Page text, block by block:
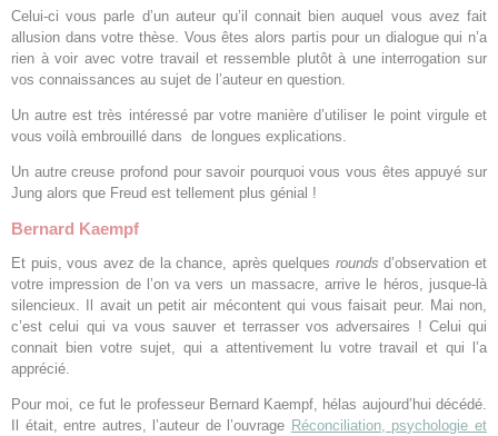
Celui-ci vous parle d’un auteur qu’il connait bien auquel vous avez fait
allusion dans votre thèse. Vous êtes alors partis pour un dialogue qui n’a
rien à voir avec votre travail et ressemble plutôt à une interrogation sur
vos connaissances au sujet de l’auteur en question.
Un autre est très intéressé par votre manière d’utiliser le point virgule et
vous voilà embrouillé dans de longues explications.
Un autre creuse profond pour savoir pourquoi vous vous êtes appuyé sur
Jung alors que Freud est tellement plus génial !
Bernard Kaempf
Et puis, vous avez de la chance, après quelques rounds d’observation et
votre impression de l’on va vers un massacre, arrive le héros, jusque-là
silencieux. Il avait un petit air mécontent qui vous faisait peur. Mai non,
c’est celui qui va vous sauver et terrasser vos adversaires ! Celui qui
connait bien votre sujet, qui a attentivement lu votre travail et qui l’a
apprécié.
Pour moi, ce fut le professeur Bernard Kaempf, hélas aujourd’hui décédé.
Il était, entre autres, l’auteur de l’ouvrage Réconciliation, psychologie et